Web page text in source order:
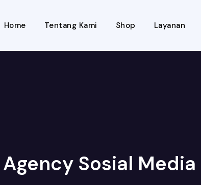
Home Tentang Kami Shop Layanan
Agency Sosial